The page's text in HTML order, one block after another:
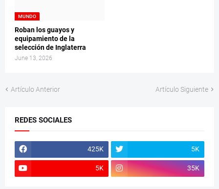
MUNDO
Roban los guayos y
equipamiento de la
selección de Inglaterra
June 13, 2026
Artículo Anterior Artículo Siguiente
REDES SOCIALES
425K 5K
5K 35K